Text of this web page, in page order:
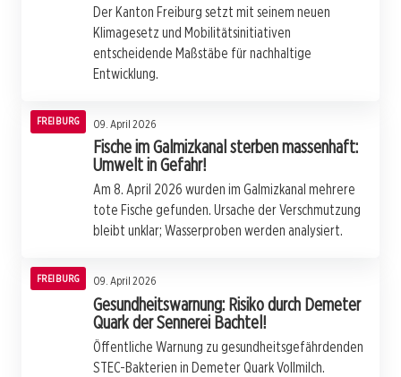
Der Kanton Freiburg setzt mit seinem neuen
Klimagesetz und Mobilitätsinitiativen
entscheidende Maßstäbe für nachhaltige
Entwicklung.
FREIBURG 09. April 2026
Fische im Galmizkanal sterben massenhaft:
Umwelt in Gefahr!
Am 8. April 2026 wurden im Galmizkanal mehrere
tote Fische gefunden. Ursache der Verschmutzung
bleibt unklar; Wasserproben werden analysiert.
FREIBURG 09. April 2026
Gesundheitswarnung: Risiko durch Demeter
Quark der Sennerei Bachtel!
Öffentliche Warnung zu gesundheitsgefährdenden
STEC-Bakterien in Demeter Quark Vollmilch.